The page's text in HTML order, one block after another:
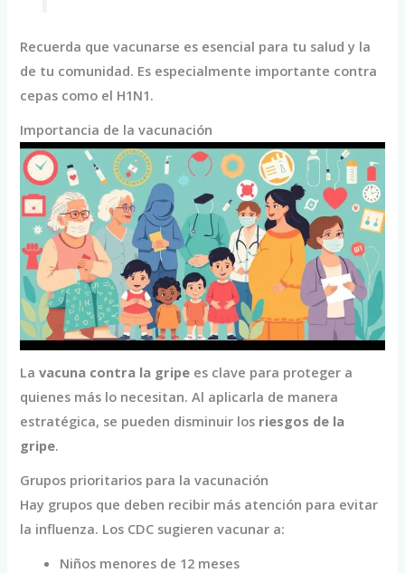
Recuerda que vacunarse es esencial para tu salud y la
de tu comunidad. Es especialmente importante contra
cepas como el H1N1.
Importancia de la vacunación
Lavacuna contra la gripe es clave para proteger a
quienes más lo necesitan. Al aplicarla de manera
estratégica, se pueden disminuir los riesgos de la
gripe.
Grupos prioritarios para la vacunación
Hay grupos que deben recibir más atención para evitar
la influenza. Los CDC sugieren vacunar a:
Niños menores de 12 meses